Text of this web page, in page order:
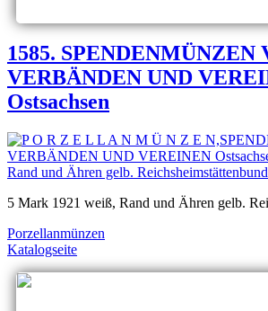
1585. SPENDENMÜNZEN
VERBÄNDEN UND
Ostsachsen
5 Mark 1921 weiß, Rand und Ähren gelb.
Porzellanmünzen
Katalogseite